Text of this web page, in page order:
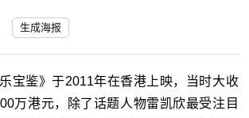
生成海报
宝鉴》于2011年在香港上映，当时大收
万港元，除了话题人物雷凯欣最受注目